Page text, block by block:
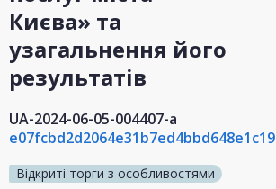
Києва» та
узагальнення його
результатів
UA-2024-06-05-004407-a
e07fcbd2d2064e31b7ed4bbd648e1c19
Відкриті торги з особливостями